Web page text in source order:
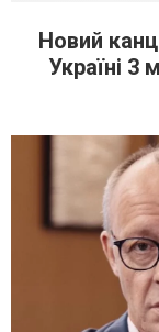
Новий
Україні 3